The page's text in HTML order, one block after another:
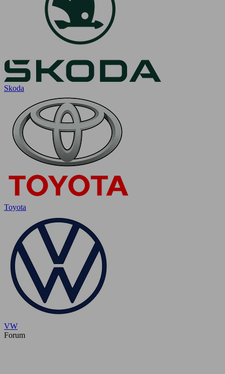
Skoda
Toyota
VW
Forum